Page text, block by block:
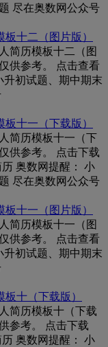
尽在奥数网公众号
十二（图片版）
简历模板十二（图
供参考。 点击查看
升初试题、期中期末
十一（下载版）
简历模板十一（下
供参考。 点击下载
奥数网提醒： 小
尽在奥数网公众号
十一（图片版）
简历模板十一（图
供参考。 点击查看
升初试题、期中期末
十（下载版）
简历模板十（下载
参考。 点击下载
奥数网提醒： 小